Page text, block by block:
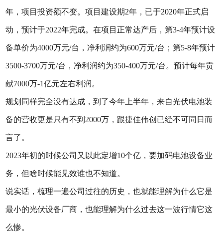
年，项目投资额不变。项目建设期2年，已于2020年正式启
动，预计于2022年完成。在项目正常达产后，第3-4年预计设
备单价为4000万元/台，净利润约为600万元/台；第5-8年预计
3500-3700万元/台，净利润约为350-400万元/台。预计每年贡
献7000万-1亿元左右利润。
规划同样完全没有达成，到了今年上半年，来自光伏电池装
备的营收更是只有不到2000万，跟捷佳伟创已经不可同日而
言了。
2023年初的时候公司又以此定增10个亿，要加码电池设备业
务，但啥时候能见效谁也不知道。
说实话，梳理一遍公司过往的历史，也就能理解为什么它是
最小的光伏设备厂商，也能理解为什么过去这一波行情它这
么惨。